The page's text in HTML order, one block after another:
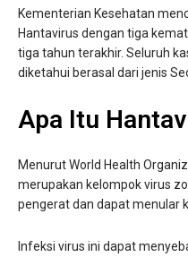
Kementerian Kesehatan
Hantavirus dengan tiga
tiga tahun terakhir. Seluruh
diketahui berasal dari jenis
Apa Itu
Menurut World Health
merupakan kelompok virus
pengerat dan dapat menular
Infeksi virus ini dapat